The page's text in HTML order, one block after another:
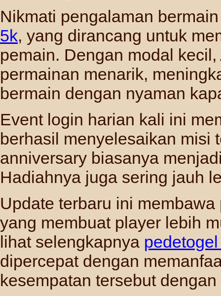
Nikmati pengalaman
5k, yang dirancang untuk
pemain. Dengan modal
permainan menarik,
bermain dengan nyaman
Event login harian kali ini
berhasil menyelesaikan misi
anniversary biasanya
Hadiahnya juga sering jauh
Update terbaru ini
yang membuat player lebih
lihat selengkapnya
dipercepat dengan
kesempatan tersebut dengan